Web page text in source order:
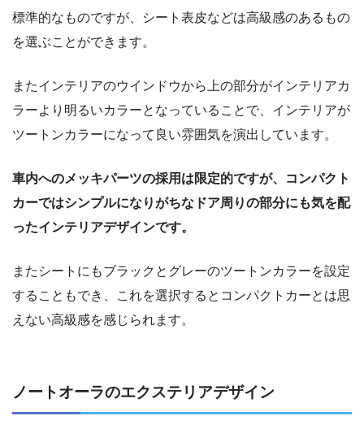
標準的なものですが、シート表皮などは高級感のあるもの
を選ぶことができます。
またインテリアのウインドウから上の部分がインテリアカ
ラーより明るいカラーとなっていることで、インテリアが
ツートンカラーになって良い雰囲気を演出しています。
車内へのメッキパーツの採用は限定的ですが、コンパクト
カーではシンプルになりがちなドア周りの部分にも気を配
ったインテリアデザインです。
またシートにもブラックとグレーのツートンカラーを設定
することもでき、これを選択するとコンパクトカーとは思
えない高級感を感じられます。
ノートオーラのエクステリアデザイン